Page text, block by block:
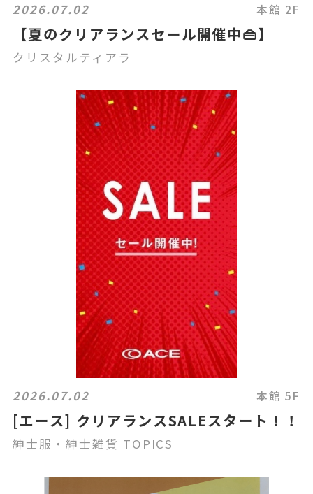
2026.07.02 本館 2F
【夏のクリアランスセール開催中👜】
クリスタルティアラ
2026.07.02 本館 5F
[エース] クリアランスSALEスタート！！
紳士服・紳士雑貨 TOPICS